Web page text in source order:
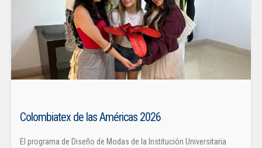
Colombiatex de las Américas 2026
El programa de Diseño de Modas de la Institución Universitaria